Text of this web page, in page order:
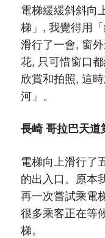
電梯緩緩斜斜向
梯」, 我覺得用
滑行了一會, 窗
花, 只可惜窗口
欣賞和拍照, 這
河」。
長崎 哥拉巴天道
電梯向上滑行了
的出入口。原本
再一次嘗試乘電
很多乘客正在等
梯。